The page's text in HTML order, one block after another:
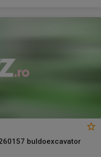
buldoexcavator